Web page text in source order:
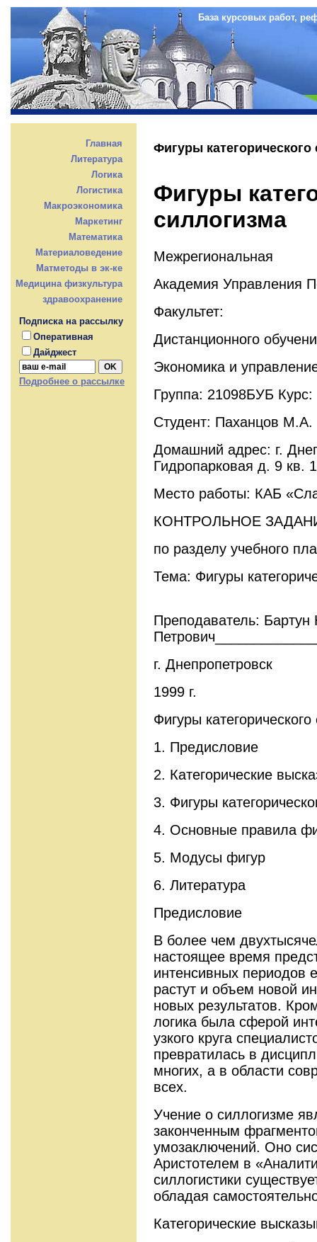
База курсовых работ,
Главная
Литература
Логика
Логистика
Макроэкономика
Маркетинг
Математика
Материаловедение
Матметоды в эк-ке
Медицина физкультура
здравоохранение
Подписка на рассылку
Оперативная
Дайджест
Подробнее о рассылке
Фигуры категорического
Фигуры
силлогизма
Межрегиональная
Академия Управления
Факультет:
Дистанционного
Экономика и
Группа: 21098БУБ Курс:
Студент: Паханцов М.А.
Домашний адрес: г.
Гидропарковая д. 9 кв.
Место работы: КАБ
КОНТРОЛЬНОЕ
по разделу учебного
Тема: Фигуры
Преподаватель: Бартун
г. Днепропетровск
1999 г.
Фигуры
1. Предисловие
2. Категорические
3. Фигуры
4. Основные правила
5. Модусы фигур
6. Литература
Предисловие
В более чем
настоящее время
интенсивных периодов
растут и объем новой
новых результатов.
логика была сферой
узкого круга
превратилась в
многих, а в области
всех.
Учение о силлогизме
законченным
умозаключений. Оно
Аристотелем в
силлогистики
обладая
Категорические